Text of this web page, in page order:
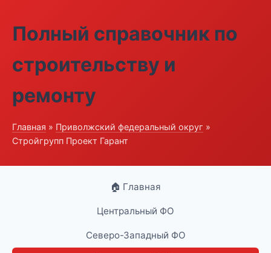
Полный справочник по
строительству и
ремонту
Главная » Приволжский федеральный округ »
Стройгрупп Проект Гарант
🏠 Главная
Центральный ФО
Северо-Западный ФО